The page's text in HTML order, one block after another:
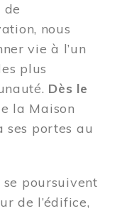
nous
vie à l’un
plus
Dès le
la Maison
portes au
poursuivent
de l’édifice,